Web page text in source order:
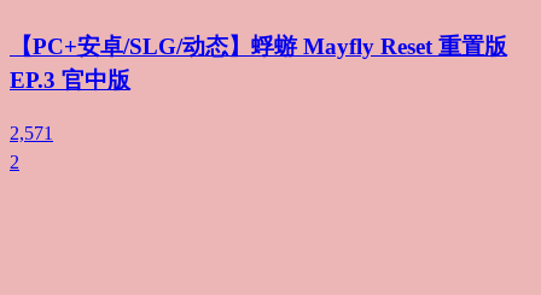
【PC+安卓/SLG/动态】蜉蝣 Mayfly Reset 重置版
EP.3 官中版
2,571
2